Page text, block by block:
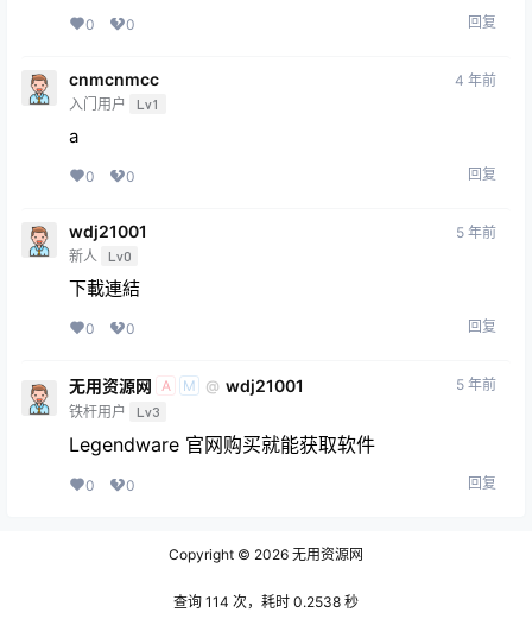
0 0 回复
cnmcnmcc
入门用户 Lv1
4 年前
a
0 0 回复
wdj21001
新人 Lv0
5 年前
下載連結
0 0 回复
无用资源网 A M @ wdj21001
铁杆用户 Lv3
5 年前
Legendware 官网购买就能获取软件
0 0 回复
Copyright © 2026 无用资源网
查询 114 次，耗时 0.2538 秒